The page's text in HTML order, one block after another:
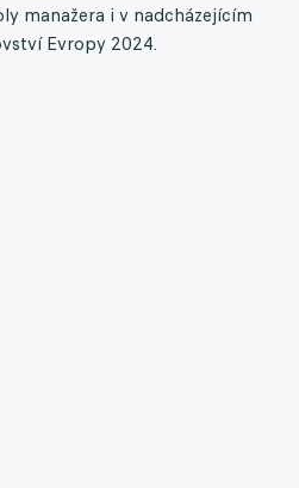
manažera i v nadcházejícím
Evropy 2024.